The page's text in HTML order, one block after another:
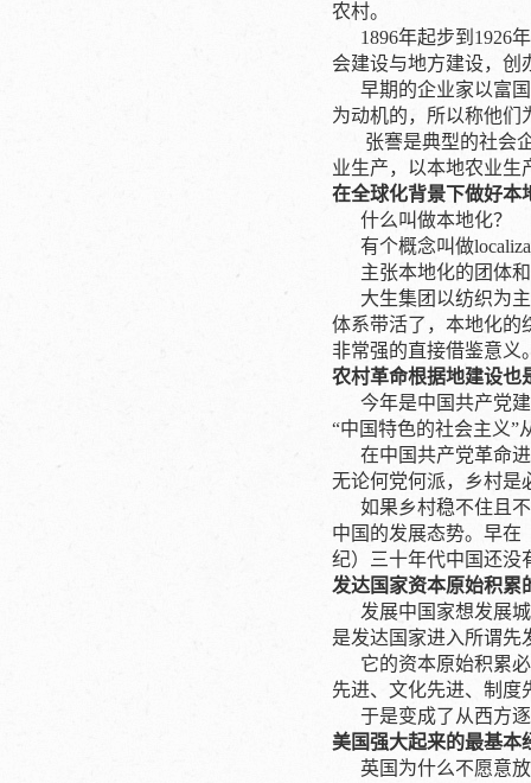
农村。
1896年起步到1926年
会建设与地方建设，创
早期的企业家以富国
为动机的，所以称他们
张謇是典型的社会企
业生产，以本地农业生
在全球化背景下做好本
什么叫做本地化？
有个概念叫做
主张本地化的团体和
大生集团以纺织为主
体系带活了，本地化的
非常强的直接借鉴意义
农村革命根据地建设也
今年是中国共产党建
“中国特色的社会主义”
在中国共产党革命进
无论何党何派，乡村是
如果乡村稳不住且不
中国的发展态势。早在
纪）三十年代中国还没
发达国家资本原始积累
发展中国家想发展城
是发达国家进入所谓先
它的资本原始积累必
先进、文化先进、制度
于是变成了从西方逐
美国强大起来的最基本
英国为什么不愿意放